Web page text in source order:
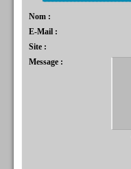
Nom :
E-Mail :
Site :
Message :